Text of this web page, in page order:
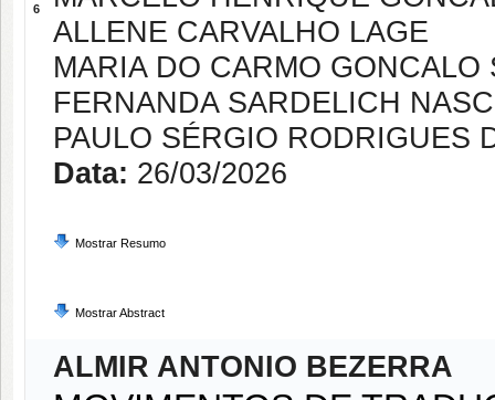
6
ALLENE CARVALHO LAGE
MARIA DO CARMO GONCALO
FERNANDA SARDELICH
PAULO SÉRGIO RODRIGUES
Data: 26/03/2026
Mostrar Resumo
Mostrar Abstract
ALMIR ANTONIO BEZERRA